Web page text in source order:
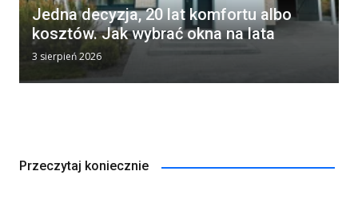
Jedna decyzja, 20 lat komfortu albo
kosztów. Jak wybrać okna na lata
3 sierpień 2026
Przeczytaj koniecznie